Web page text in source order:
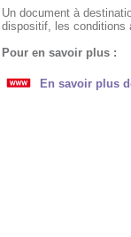
Un document à
dispositif, les conditions
Pour en savoir plus :
En savoir plus